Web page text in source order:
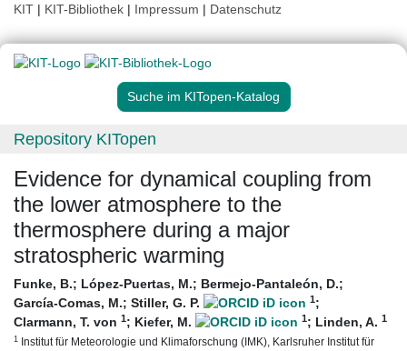
KIT | KIT-Bibliothek | Impressum | Datenschutz
Suche im KITopen-Katalog
Repository KITopen
Evidence for dynamical coupling from
the lower atmosphere to the
thermosphere during a major
stratospheric warming
Funke, B.; López-Puertas, M.; Bermejo-Pantaleón, D.;
García-Comas, M.; Stiller, G. P. 1;
Clarmann, T. von 1; Kiefer, M. 1; Linden, A. 1
1 Institut für Meteorologie und Klimaforschung (IMK), Karlsruher Institut für